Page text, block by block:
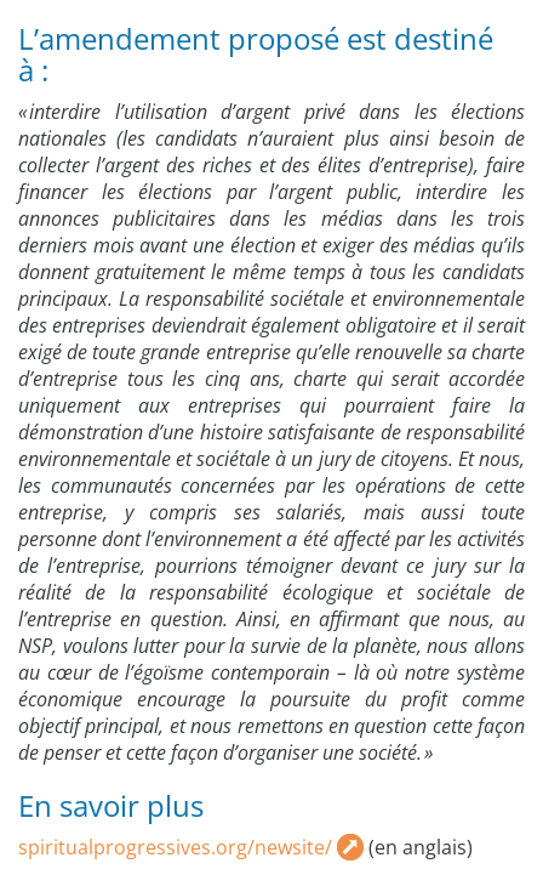
L’amendement proposé est destiné
à :
« interdire l’utilisation d’argent privé dans les élections
nationales (les candidats n’auraient plus ainsi besoin de
collecter l’argent des riches et des élites d’entreprise), faire
financer les élections par l’argent public, interdire les
annonces publicitaires dans les médias dans les trois
derniers mois avant une élection et exiger des médias qu’ils
donnent gratuitement le même temps à tous les candidats
principaux. La responsabilité sociétale et environnementale
des entreprises deviendrait également obligatoire et il serait
exigé de toute grande entreprise qu’elle renouvelle sa charte
d’entreprise tous les cinq ans, charte qui serait accordée
uniquement aux entreprises qui pourraient faire la
démonstration d’une histoire satisfaisante de responsabilité
environnementale et sociétale à un jury de citoyens. Et nous,
les communautés concernées par les opérations de cette
entreprise, y compris ses salariés, mais aussi toute
personne dont l’environnement a été affecté par les activités
de l’entreprise, pourrions témoigner devant ce jury sur la
réalité de la responsabilité écologique et sociétale de
l’entreprise en question. Ainsi, en affirmant que nous, au
NSP, voulons lutter pour la survie de la planète, nous allons
au cœur de l’égoïsme contemporain – là où notre système
économique encourage la poursuite du profit comme
objectif principal, et nous remettons en question cette façon
de penser et cette façon d’organiser une société. »
En savoir plus
spiritualprogressives.org/newsite/ (en anglais)